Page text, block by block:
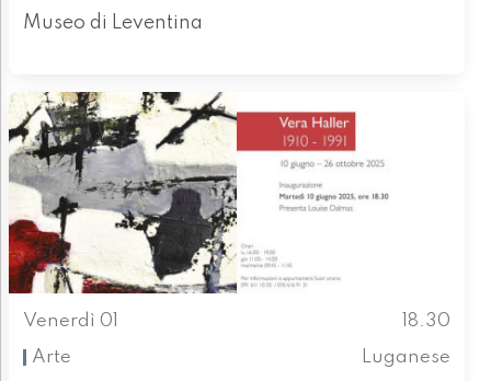
Museo di Leventina
Venerdì 01
18.30
Arte
Luganese